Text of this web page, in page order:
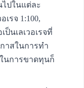
ไปในแต่ละ
เรจ 1:100,
ป็นเลเวอเรจที่
าสในการทำ
นการขาดทุนก็